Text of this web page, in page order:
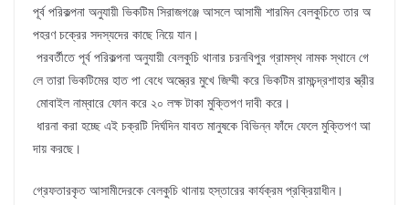
পূর্ব পরিকল্পনা অনুযায়ী ভিকটিম সিরাজগঞ্জে আসলে আসামী শারমিন বেলকুচিতে তার অ
পহরণ চক্রের সদস্যদের কাছে নিয়ে যান।
পরবর্তীতে পূর্ব পরিকল্পনা অনুযায়ী বেলকুচি থানার চরনবিপুর গ্রামস্থ নামক স্থানে গে
লে তারা ভিকটিমের হাত পা বেধে অস্ত্রের মুখে জিম্মী করে ভিকটিম রামচন্দ্রশাহার স্ত্রীর
মোবাইল নাম্বারে ফোন করে ২০ লক্ষ টাকা মুক্তিপণ দাবী করে।
ধারনা করা হচ্ছে এই চক্রটি দির্ঘদিন যাবত মানুষকে বিভিন্ন ফাঁদে ফেলে মুক্তিপণ আ
দায় করছে।
গ্রেফতারকৃত আসামীদেরকে বেলকুচি থানায় হস্তারের কার্যক্রম প্রক্রিয়াধীন।